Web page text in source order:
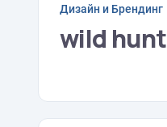
Дизайн и Брендинг
wild hunt